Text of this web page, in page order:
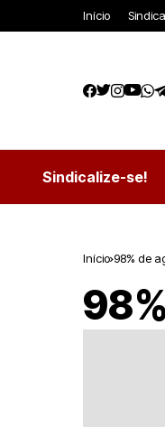
Início
Sindicalize-se!
Início 98% de